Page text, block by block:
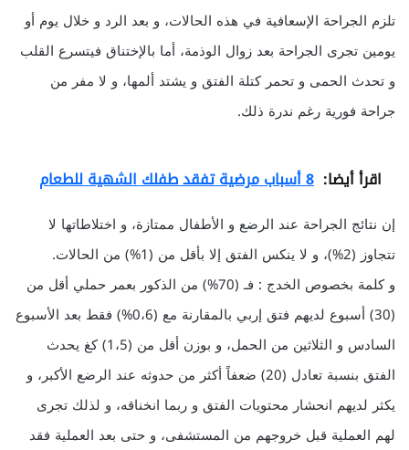
تلزم الجراحة الإسعافية في هذه الحالات، و بعد الرد و خلال يوم أو
يومين تجرى الجراحة بعد زوال الوذمة، أما بالإختناق فيتسرع القلب
و تحدث الحمى و تحمر كتلة الفتق و يشتد ألمها، و لا مفر من
جراحة فورية رغم ندرة ذلك.
اقرأ أيضا: 8 أسباب مرضية تفقد طفلك الشهية للطعام
إن نتائج الجراحة عند الرضع و الأطفال ممتازة، و اختلاطاتها لا
تتجاوز (2%)، و لا ينكس الفتق إلا بأقل من (1%) من الحالات.
و كلمة بخصوص الخدج : فـ (70%) من الذكور بعمر حملي أقل من
(30) أسبوع لديهم فتق إربي بالمقارنة مع (0،6%) فقط بعد الأسبوع
السادس و الثلاثين من الحمل، و بوزن أقل من (1،5) كغ يحدث
الفتق بنسبة تعادل (20) ضعفاً أكثر من حدوثه عند الرضع الأكبر، و
يكثر لديهم انحشار محتويات الفتق و ربما انخناقه، و لذلك تجرى
لهم العملية قبل خروجهم من المستشفى، و حتى بعد العملية فقد